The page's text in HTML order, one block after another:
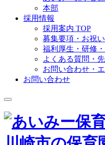
本部
採用情報
採用案内 TOP
募集要項・お祝
福利厚生・研修
よくある質問・
お問い合わせ・
お問い合わせ